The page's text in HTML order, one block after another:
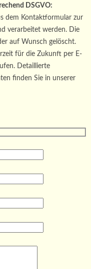
DSGVO:
dem Kontaktformular zur
verarbeitet werden. Die
auf Wunsch gelöscht.
für die Zukunft per E-
Detaillierte
finden Sie in unserer